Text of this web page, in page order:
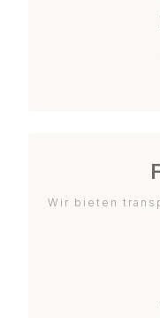
Wir bieten